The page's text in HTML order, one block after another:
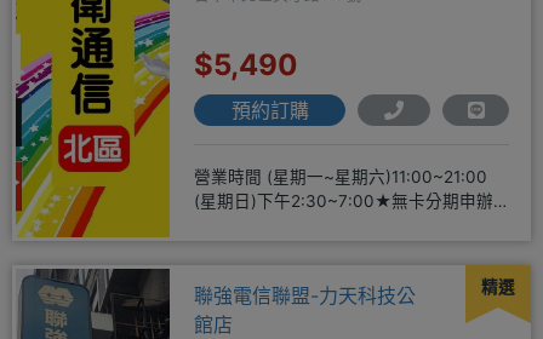
$5,490
預約訂購
營業時間 (星期一~星期六)11:00~21:00
(星期日)下午2:30~7:00★無卡分期申辦
精選
聯強電信聯盟-力天科技公
館店